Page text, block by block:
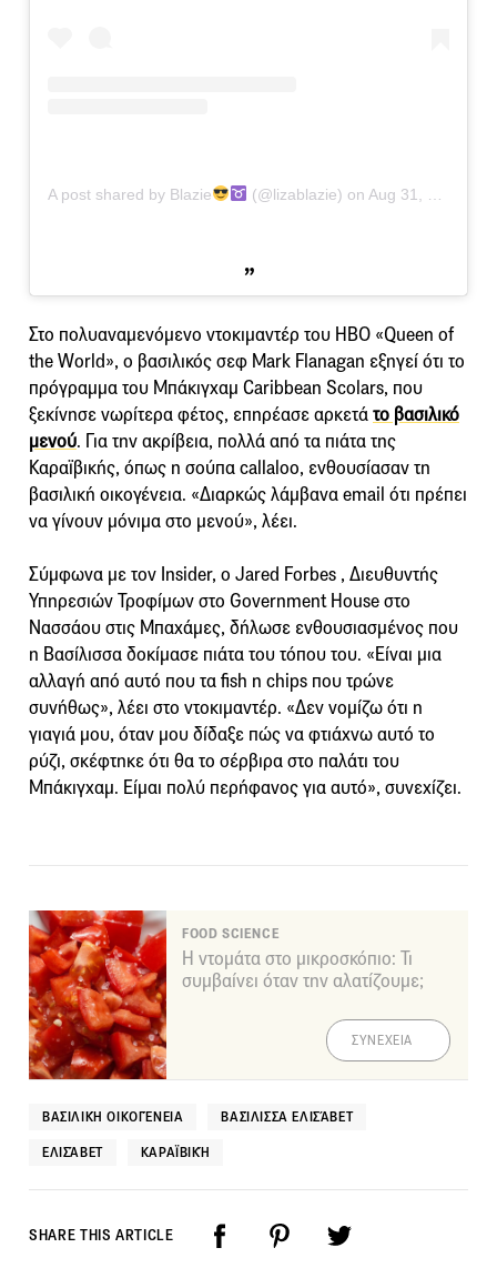
A post shared by Blazie (@lizablazie) on Aug 31, 2018 at 11:38am PDT
Στο πολυαναμενόμενο ντοκιμαντέρ του HBO «Queen of
the World», ο βασιλικός σεφ Mark Flanagan εξηγεί ότι το
πρόγραμμα του Μπάκιγχαμ Caribbean Scolars, που
ξεκίνησε νωρίτερα φέτος, επηρέασε αρκετάτο βασιλικό
μενού. Για την ακρίβεια, πολλά από τα πιάτα της
Καραϊβικής, όπως η σούπα callaloo, ενθουσίασαν τη
βασιλική οικογένεια. «Διαρκώς λάμβανα email ότι πρέπει
να γίνουν μόνιμα στο μενού», λέει.
Σύμφωνα με τον Insider, ο Jared Forbes , Διευθυντής
Υπηρεσιών Τροφίμων στο Government House στο
Νασσάου στις Μπαχάμες, δήλωσε ενθουσιασμένος που
η Βασίλισσα δοκίμασε πιάτα του τόπου του. «Είναι μια
αλλαγή από αυτό που τα fish n chips που τρώνε
συνήθως», λέει στο ντοκιμαντέρ. «Δεν νομίζω ότι η
γιαγιά μου, όταν μου δίδαξε πώς να φτιάχνω αυτό το
ρύζι, σκέφτηκε ότι θα το σέρβιρα στο παλάτι του
Μπάκιγχαμ. Είμαι πολύ περήφανος για αυτό», συνεχίζει.
FOOD SCIENCE
Η ντομάτα στο μικροσκόπιο: Τι
συμβαίνει όταν την αλατίζουμε;
ΣΥΝΕΧΕΙΑ
ΒΑΣΙΛΙΚΉ ΟΙΚΟΓΈΝΕΙΑ ΒΑΣΊΛΙΣΣΑ ΕΛΙΣΆΒΕΤ
ΕΛΙΣΆΒΕΤ ΚΑΡΑΪΒΙΚΉ
SHARE THIS ARTICLE